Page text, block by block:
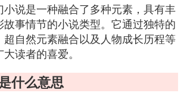
小说是一种融合了多种元素，具有丰
事情节的小说类型。它通过独特的
超自然元素融合以及人物成长历程等
读者的喜爱。
什么意思